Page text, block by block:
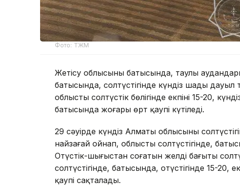
Фото: ТЖМ
Жетісу облысының батысында, таулы
батысында, солтүстігінде күндіз шаңды
облыстың солтүстік бөлігінде екпіні 15-20,
батысында жоғары өрт қаупі күтіледі.
29 сәуірде күндіз Алматы облысының
найзағай ойнап, облыстың солтүстігінде,
Оңтүстік-шығыстан соғатын желдің бағыты
солтүстігінде, батысында, оңтүстігінде 15-
қаупі сақталады.